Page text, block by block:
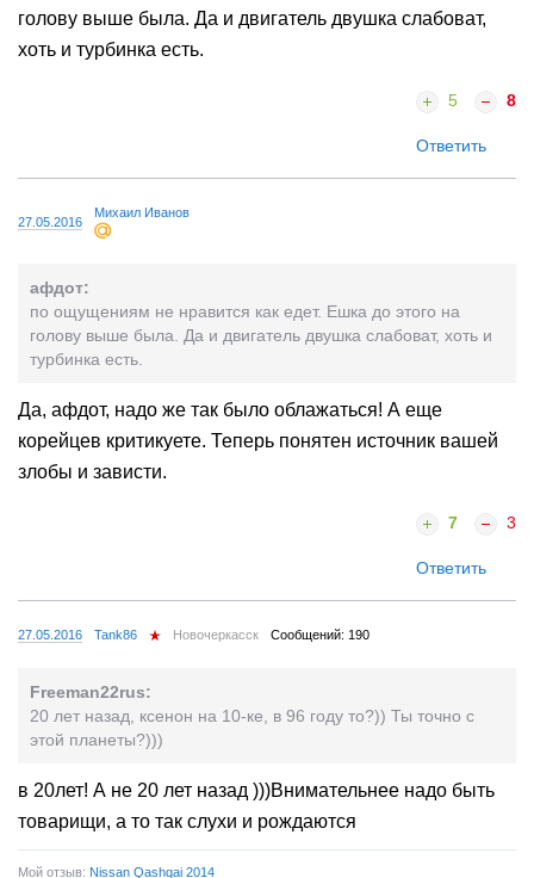
голову выше была. Да и двигатель двушка слабоват,
хоть и турбинка есть.
5 8
Ответить
27.05.2016
Михаил Иванов
афдот:
по ощущениям не нравится как едет. Ешка до этого на
голову выше была. Да и двигатель двушка слабоват, хоть и
турбинка есть.
Да, афдот, надо же так было облажаться! А еще
корейцев критикуете. Теперь понятен источник вашей
злобы и зависти.
7 3
Ответить
27.05.2016 Tank86 Новочеркасск Сообщений: 190
Freeman22rus:
20 лет назад, ксенон на 10-ке, в 96 году то?)) Ты точно с
этой планеты?)))
в 20лет! А не 20 лет назад )))Внимательнее надо быть
товарищи, а то так слухи и рождаются
Мой отзыв: Nissan Qashqai 2014